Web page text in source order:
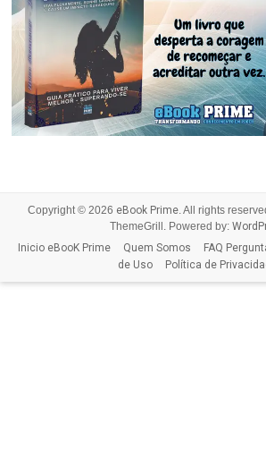
Copyright © 2026 eBook Prime. All rights
ThemeGrill. Powered by:
Inicio eBooK Prime
Quem Somos FAQ
de Uso
Política de